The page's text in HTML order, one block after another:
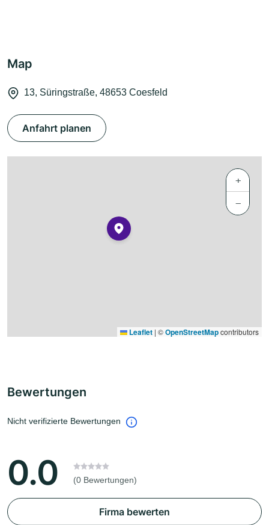
Map
13, Süringstraße, 48653 Coesfeld
Anfahrt planen
+
−
Leaflet | ©OpenStreetMapcontributors
Bewertungen
Nicht verifizierte Bewertungen
0.0 (0 Bewertungen)
Firma bewerten